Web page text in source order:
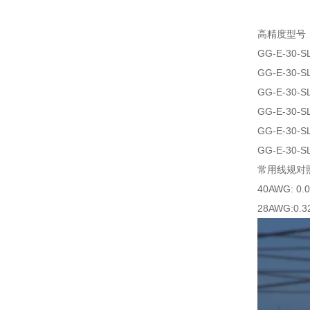
高精度型号
GG-E-30-
GG-E-30-
GG-E-30-
GG-E-30-
GG-E-30-
GG-E-30-
常用线规对
40AWG: